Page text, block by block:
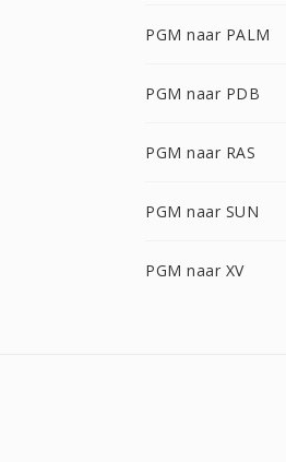
PGM naar PALM
PGM naar PDB
PGM naar RAS
PGM naar SUN
PGM naar XV